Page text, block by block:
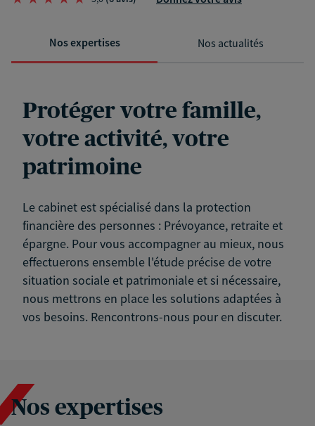
Nos expertises Nos actualités
Protéger votre famille,
votre activité, votre
patrimoine
Le cabinet est spécialisé dans la protection
financière des personnes : Prévoyance, retraite et
épargne. Pour vous accompagner au mieux, nous
effectuerons ensemble l'étude précise de votre
situation sociale et patrimoniale et si nécessaire,
nous mettrons en place les solutions adaptées à
vos besoins. Rencontrons-nous pour en discuter.
Nos expertises